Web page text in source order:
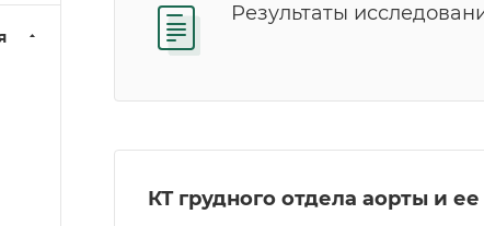
Результаты
КТ грудного отдела аорты и